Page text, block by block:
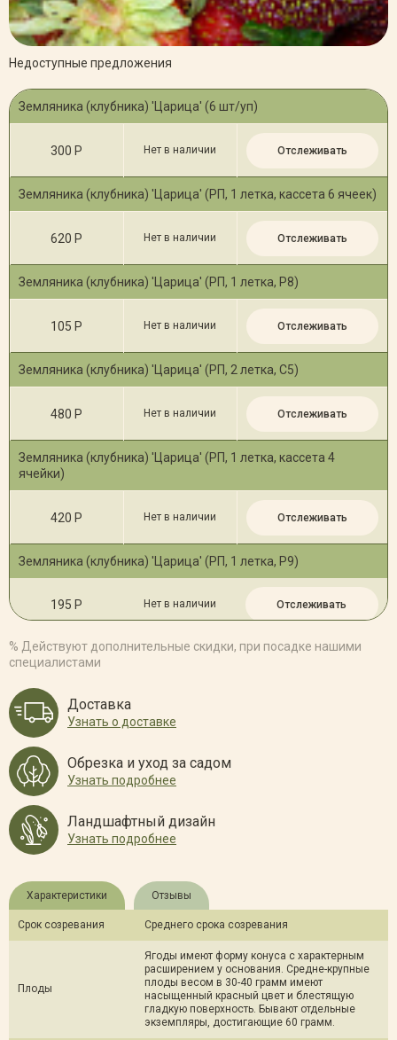
Недоступные предложения
Земляника (клубника) 'Царица' (6 шт/уп)
300 Р Нет в наличии Отслеживать
Земляника (клубника) 'Царица' (РП, 1 летка, кассета 6 ячеек)
620 Р Нет в наличии Отслеживать
Земляника (клубника) 'Царица' (РП, 1 летка, Р8)
105 Р Нет в наличии Отслеживать
Земляника (клубника) 'Царица' (РП, 2 летка, С5)
480 Р Нет в наличии Отслеживать
Земляника (клубника) 'Царица' (РП, 1 летка, кассета 4
ячейки)
420 Р Нет в наличии Отслеживать
Земляника (клубника) 'Царица' (РП, 1 летка, Р9)
195 Р Нет в наличии Отслеживать
% Действуют дополнительные скидки, при посадке нашими
специалистами
Доставка
Узнать о доставке
Обрезка и уход за садом
Узнать подробнее
Ландшафтный дизайн
Узнать подробнее
Характеристики Отзывы
Срок созревания Среднего срока созревания
Плоды
Ягоды имеют форму конуса с характерным
расширением у основания. Средне-крупные
плоды весом в 30-40 грамм имеют
насыщенный красный цвет и блестящую
гладкую поверхность. Бывают отдельные
экземпляры, достигающие 60 грамм.